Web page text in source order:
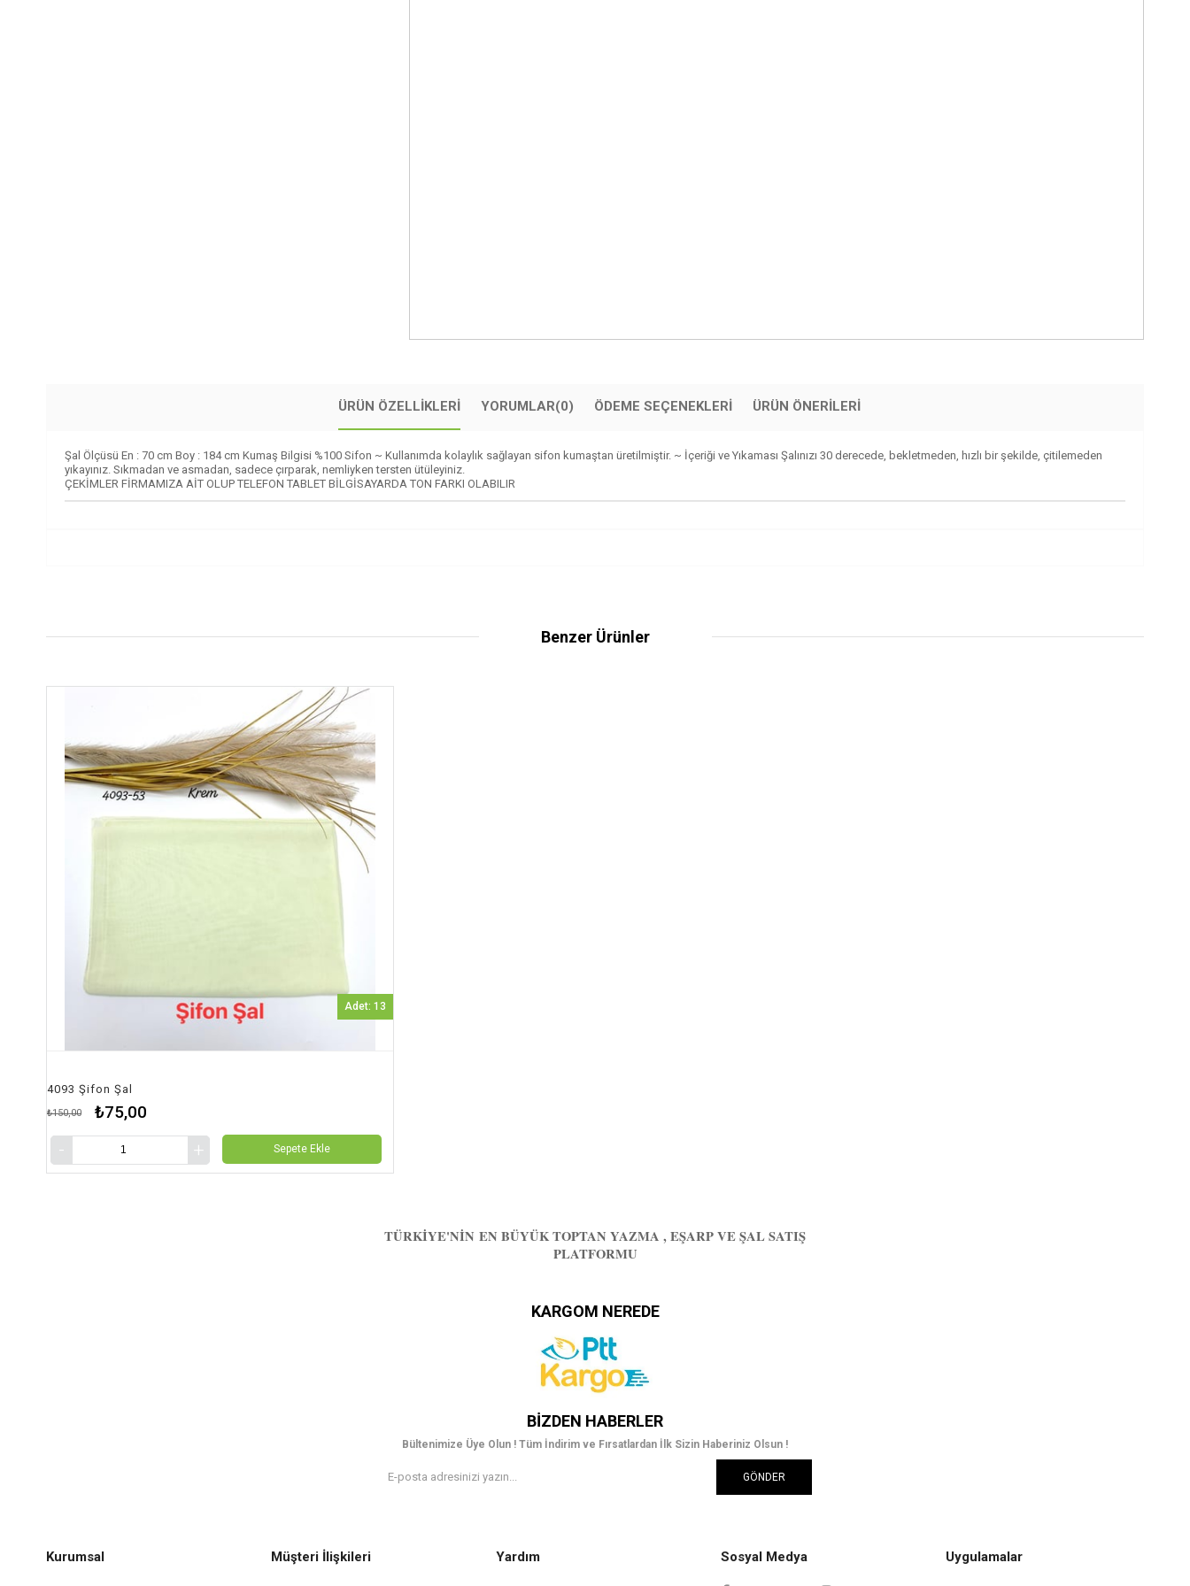
ÜRÜN ÖZELLIKLERI YORUMLAR(0) ÖDEME SEÇENEKLERI ÜRÜN ÖNERILERI
Şal Ölçüsü En : 70 cm Boy : 184 cm Kumaş Bilgisi %100 Sifon ~ Kullanımda kolaylık sağlayan sifon kumaştan üretilmiştir. ~ İçeriği ve Yıkaması Şalınızı 30 derecede, bekletmeden, hızlı bir şekilde, çitilemeden
yıkayınız. Sıkmadan ve asmadan, sadece çırparak, nemliyken tersten ütüleyiniz.
ÇEKİMLER FİRMAMIZA AİT OLUP TELEFON TABLET BİLGİSAYARDA TON FARKI OLABILIR
Benzer Ürünler
4093 Şifon Şal
₺75,00
₺150,00
Adet: 13
Sepete Ekle
TÜRKIYE'NIN EN BÜYÜK TOPTAN YAZMA , EŞARP VE ŞAL SATIŞ
PLATFORMU
KARGOM NEREDE
BIZDEN HABERLER
Bültenimize Üye Olun ! Tüm İndirim ve Fırsatlardan İlk Sizin Haberiniz Olsun !
GÖNDER
Kurumsal Müşteri İlişkileri Yardım Sosyal Medya Uygulamalar